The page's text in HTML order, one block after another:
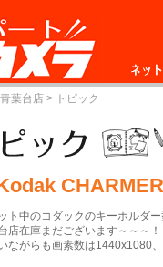
ネッ
葉台店 > トピック
ト中のコダックのキーホルダ
店在庫まだございます～～～！
ながらも画素数は1440x1080